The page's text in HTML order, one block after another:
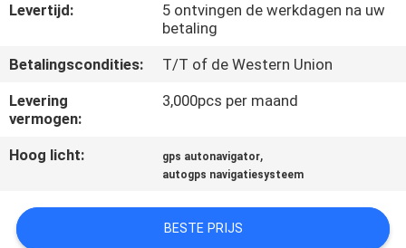
NIEUWS
SITEMAP
PRIVACY
POLICY
Levertijd:
5 ontvingen de werkdagen na uw
betaling
Betalingscondities:
T/T of de Western Union
Levering
vermogen:
3,000pcs per maand
Hoog licht: gps autonavigator,
autogps navigatiesysteem
BESTE PRIJS